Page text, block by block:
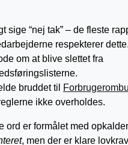
sige “nej tak” – de fleste
respekterer
om at blive slettet fra
bruddet til
ikke overholdes.
ord er formålet med
, men der er klare